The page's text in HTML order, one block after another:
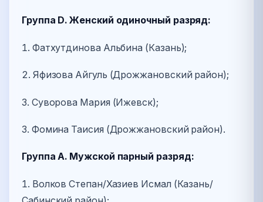
Группа D. Женский одиночный разряд:
1. Фатхутдинова Альбина (Казань);
2. Яфизова Айгуль (Дрожжановский район);
3. Суворова Мария (Ижевск);
3. Фомина Таисия (Дрожжановский район).
Группа А. Мужской парный разряд:
1. Волков Степан/Хазиев Исмал (Казань/